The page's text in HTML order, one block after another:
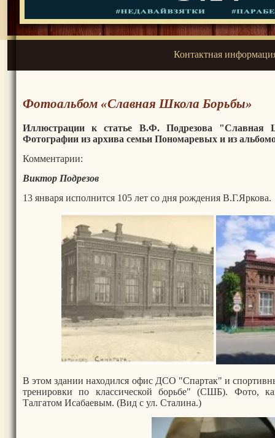
Контактная
Фотоальбом «Славная Школа Борьбы»
Иллюстрации к статье В.Ф. Подрезова
Фотографии из архива семьи Пономаревых и из
Комментарии:
Виктор Подрезов
13 января исполнится 105 лет со дня рождения В.Г.Яркова.
В этом здании находился офис ДСО "Спартак" и
тренировки по классической борьбе" (СШБ). Фото,
Талгатом Исабаевым. (Вид с ул. Сталина.)